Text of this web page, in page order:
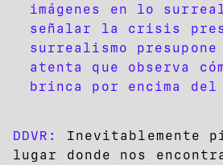
imágenes en lo
señalar la crisis
surrealismo
atenta que observa
brinca por encima
DDVR:
Inevitablemente
lugar donde nos